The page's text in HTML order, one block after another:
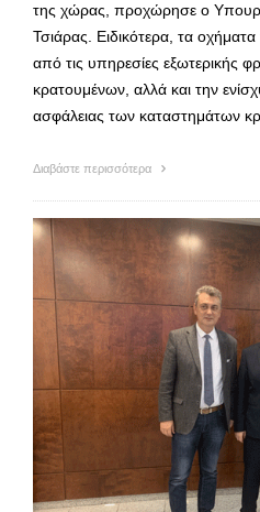
της χώρας, προχώρησε ο
Τσιάρας. Ειδικότερα, τα
από τις υπηρεσίες εξωτερικής
κρατουμένων, αλλά και την
ασφάλειας των καταστημάτων
Διαβάστε περισσότερα